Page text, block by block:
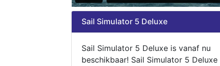
Sail Simulator 5 Deluxe
Sail Simulator 5 Deluxe is vanaf nu
beschikbaar! Sail Simulator 5